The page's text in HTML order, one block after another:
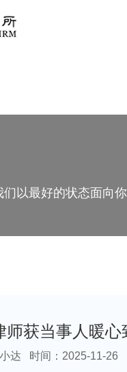
以最好的状态面向你
师获当事人暖心
达 时间：2025-11-26